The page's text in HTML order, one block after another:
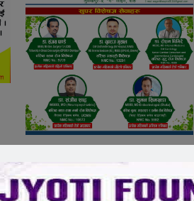
स्वरोजगार बन्न प्रेरीत गर्ने बताएका
बताएका थिए ।